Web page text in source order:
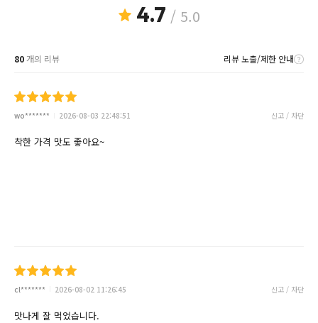
4.7 / 5.0
80개의 리뷰 리뷰 노출/제한 안내
wo******* 2026-08-03 22:48:51 신고 / 차단
착한 가격 맛도 좋아요~
cl******* 2026-08-02 11:26:45 신고 / 차단
맛나게 잘 먹었습니다.